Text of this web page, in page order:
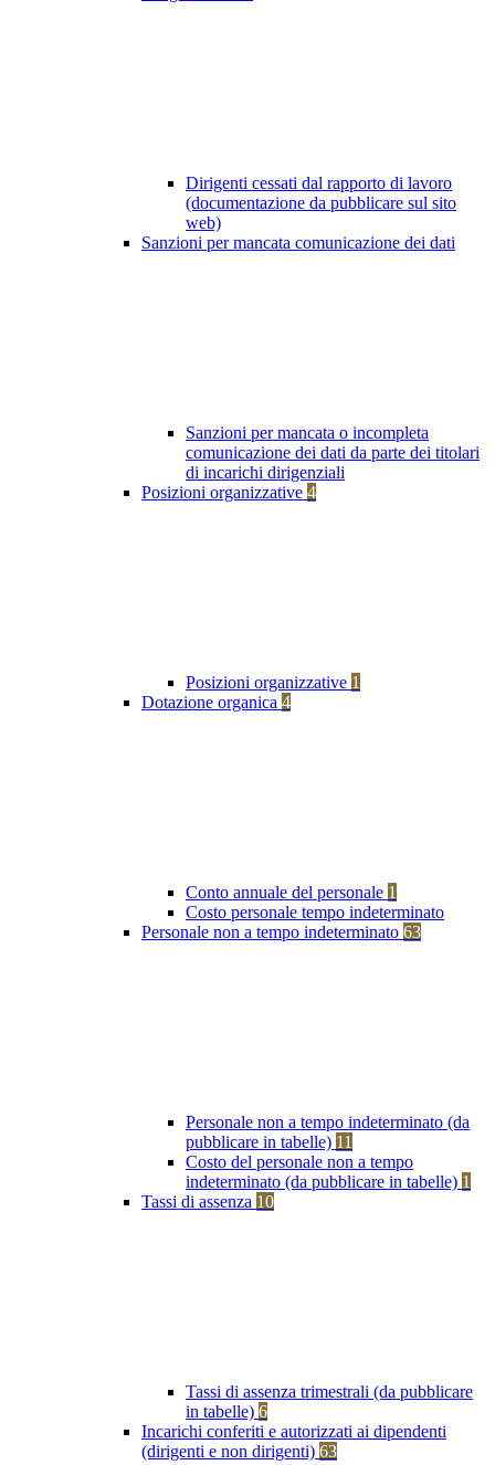
Dirigenti cessati dal rapporto di lavoro
(documentazione da pubblicare sul sito
web)
Sanzioni per mancata comunicazione dei dati
Sanzioni per mancata o incompleta
comunicazione dei dati da parte dei titolari
di incarichi dirigenziali
Posizioni organizzative 4
Posizioni organizzative 1
Dotazione organica 4
Conto annuale del personale 1
Costo personale tempo indeterminato
Personale non a tempo indeterminato 63
Personale non a tempo indeterminato (da
pubblicare in tabelle) 11
Costo del personale non a tempo
indeterminato (da pubblicare in tabelle) 1
Tassi di assenza 10
Tassi di assenza trimestrali (da pubblicare
in tabelle) 6
Incarichi conferiti e autorizzati ai dipendenti
(dirigenti e non dirigenti) 63